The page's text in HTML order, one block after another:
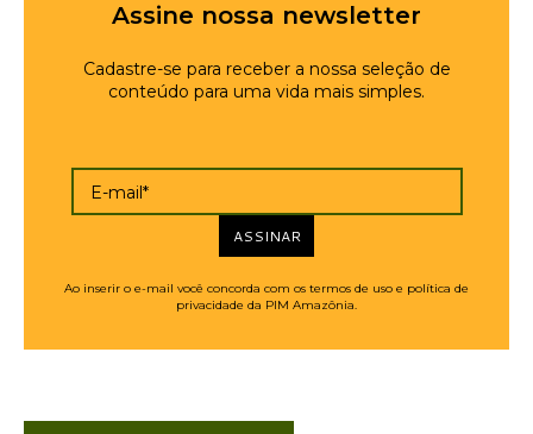
Assine nossa newsletter
Cadastre-se para receber a nossa seleção de
conteúdo para uma vida mais simples.
E-mail*
ASSINAR
Ao inserir o e-mail você concorda com os termos de uso e política de
privacidade da PIM Amazônia.